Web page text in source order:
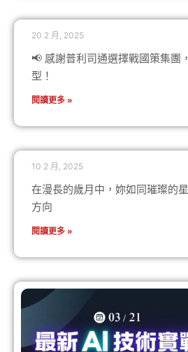
20 2 月, 2025
📢 感謝普利司通選擇戰國策集團
型！
閱讀更多 »
10 2 月, 2025
在漫長的歲月中，妳如同璀璨的
方向
閱讀更多 »